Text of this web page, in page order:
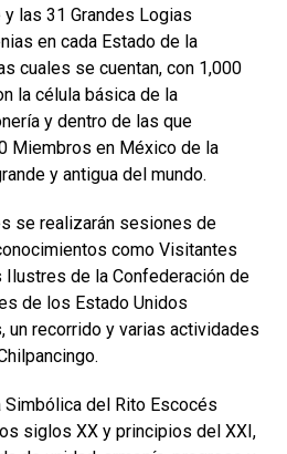
las 31 Grandes Logias
en cada Estado de la
cuales se cuentan, con 1,000
la célula básica de la
y dentro de las que
Miembros en México de la
y antigua del mundo.
se realizarán sesiones de
como Visitantes
de la Confederación de
de los Estado Unidos
un recorrido y varias actividades
Simbólica del Rito Escocés
siglos XX y principios del XXI,